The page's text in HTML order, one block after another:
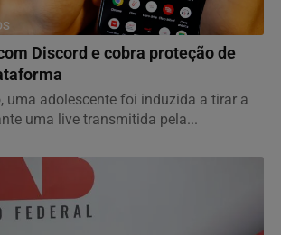
Discord e cobra proteção de
uma adolescente foi induzida a tirar a
uma live transmitida pela...